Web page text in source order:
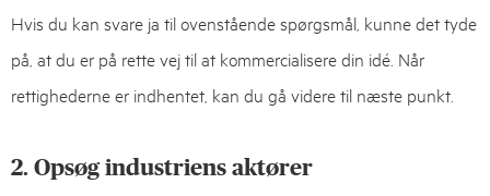
Hvis du kan svare ja til ovenstående spørgsmål, kunne det tyde
på, at du er på rette vej til at kommercialisere din idé. Når
rettighederne er indhentet, kan du gå videre til næste punkt.
2. Opsøg industriens aktører